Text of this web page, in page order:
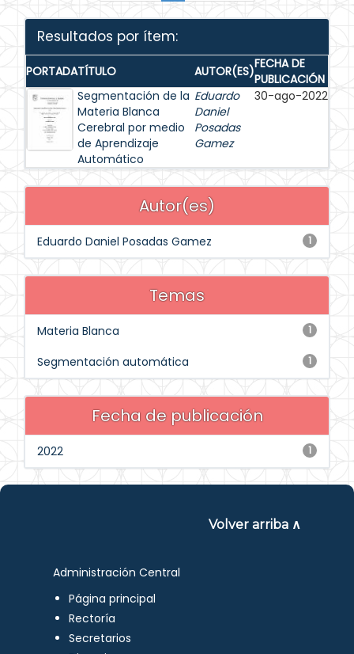
Resultados por ítem:
PORTADATÍTULO AUTOR(ES)FECHA DE
PUBLICACIÓN
Segmentación de la
Materia Blanca
Cerebral por medio
de Aprendizaje
Automático
Eduardo
Daniel
Posadas
Gamez
30-ago-2022
Autor(es)
1
Eduardo Daniel Posadas Gamez
Temas
1
Materia Blanca
1
Segmentación automática
Fecha de publicación
1
2022
Volver arriba ∧
Administración Central
Página principal
Rectoría
Secretarios